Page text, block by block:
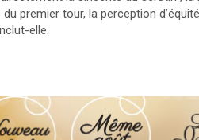
premier tour, la perception
elle.